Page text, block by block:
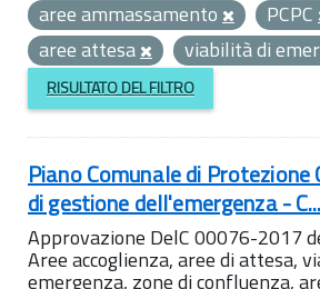
aree ammassamento
PCPC
aree attesa
viabilità di
RISULTATO DEL FILTRO
Piano Comunale di Protezione
di gestione dell'emergenza - C...
Approvazione DelC 00076-2017
Aree accoglienza, aree di attesa,
emergenza, zone di confluenza,